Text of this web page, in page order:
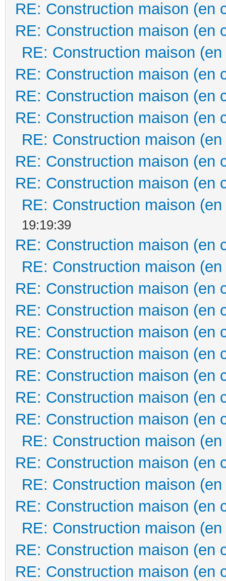
RE: Construction maison (en
RE: Construction maison (en
RE: Construction maison
RE: Construction maison (en
RE: Construction maison (en
RE: Construction maison (en
RE: Construction maison
RE: Construction maison (en
RE: Construction maison (en
RE: Construction maison
19:19:39
RE: Construction maison (en
RE: Construction maison
RE: Construction maison (en
RE: Construction maison (en
RE: Construction maison (en
RE: Construction maison (en
RE: Construction maison (en
RE: Construction maison (en
RE: Construction maison (en
RE: Construction maison
RE: Construction maison (en
RE: Construction maison
RE: Construction maison (en
RE: Construction maison
RE: Construction maison (en
RE: Construction maison (en